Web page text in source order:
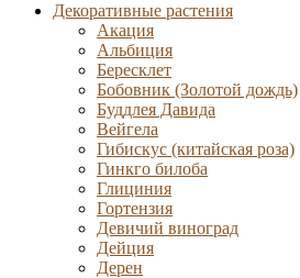
Декоративные растения
Акация
Альбиция
Бересклет
Бобовник (Золотой дождь)
Буддлея Давида
Вейгела
Гибискус (китайская роза)
Гинкго билоба
Глициния
Гортензия
Девичий виноград
Дейция
Дерен